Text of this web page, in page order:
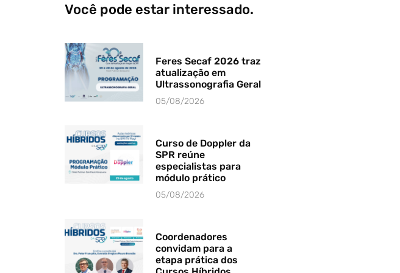
Você pode estar interessado.
Feres Secaf 2026 traz
atualização em
Ultrassonografia Geral
05/08/2026
Curso de Doppler da
SPR reúne
especialistas para
módulo prático
05/08/2026
Coordenadores
convidam para a
etapa prática dos